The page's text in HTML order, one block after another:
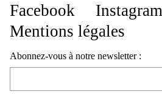
Facebook
Instagram
Mentions légales
Abonnez-vous à notre newsletter :